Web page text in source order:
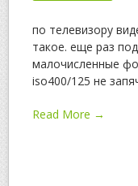
по телевизору
такое. еще раз
малочисленные
iso400/125 не
Read More →